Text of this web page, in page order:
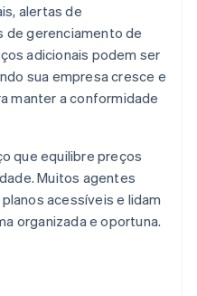
alertas de
de gerenciamento de
adicionais podem ser
sua empresa cresce e
manter a conformidade
que equilibre preços
Muitos agentes
acessíveis e lidam
organizada e oportuna.